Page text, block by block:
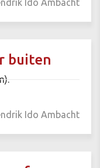
Ido Ambacht
buiten
Ido Ambacht